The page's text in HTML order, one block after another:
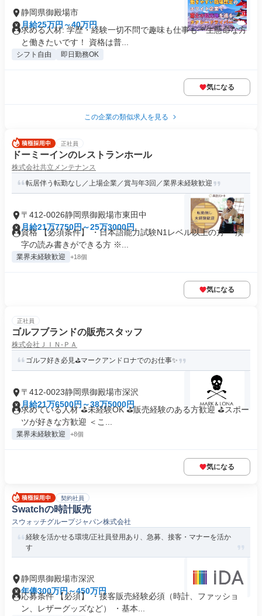
静岡県御殿場市
月給25万円～40万円
求める人材: 学歴・経験一切不問で趣味も仕事も一生懸命な方
と働きたいです！ 資格は普...
シフト自由 即日勤務OK
気になる
この企業の類似求人を見る
正社員
ドーミーインのレストランホール
株式会社共立メンテナンス
転居伴う転勤なし／上場企業／賞与年3回／業界未経験歓迎
〒412-0026静岡県御殿場市東田中
月給21万7750円～25万3000円
資格 【必須条件】 ・日本語能力試験N1レベル以上の方 ・漢
字の読み書きができる方 ※...
業界未経験歓迎 +18個
気になる
正社員
ゴルフブランドの販売スタッフ
株式会社ＪＩＮ‐ＰＡ
ゴルフ好き必見⛳マークアンドロナでのお仕事✨
〒412-0023静岡県御殿場市深沢
月給21万6500円～38万5000円
求めている人材 ⛳未経験OK ⛳販売経験のある方歓迎 ⛳スポー
ツが好きな方歓迎 ＜こ...
業界未経験歓迎 +8個
気になる
契約社員
Swatchの時計販売
スウォッチグループジャパン株式会社
経験を活かせる環境/正社員登用あり、急募、接客・マナーを活か
す
静岡県御殿場市深沢
年俸300万円～450万円
応募条件 【必須】 ・接客販売経験必須（時計、ファッショ
ン、レザーグッズなど） ・基本...